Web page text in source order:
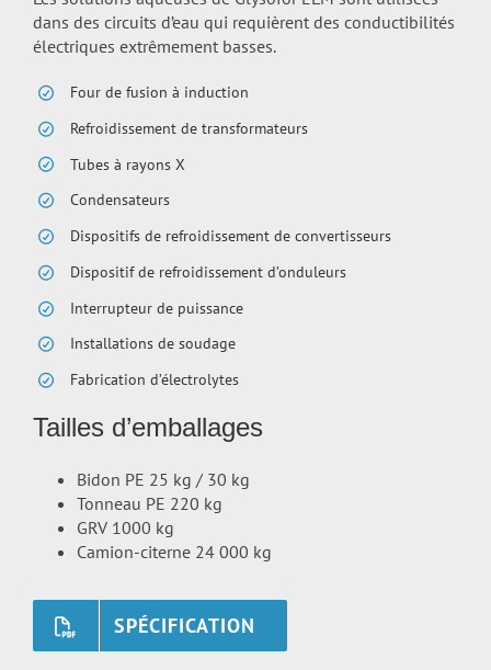
dans des circuits d’eau qui requièrent des conductibilités
électriques extrêmement basses.
Four de fusion à induction
Refroidissement de transformateurs
Tubes à rayons X
Condensateurs
Dispositifs de refroidissement de convertisseurs
Dispositif de refroidissement d’onduleurs
Interrupteur de puissance
Installations de soudage
Fabrication d’électrolytes
Tailles d’emballages
Bidon PE 25 kg / 30 kg
Tonneau PE 220 kg
GRV 1000 kg
Camion-citerne 24 000 kg
SPÉCIFICATION